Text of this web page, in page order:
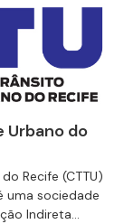
Urbano do
Recife (CTTU)
uma sociedade
Indireta...